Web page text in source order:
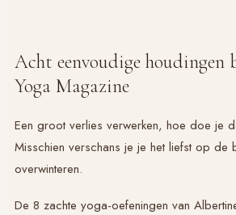
Acht eenvoudige
Yoga Magazine
Een groot verlies verwerken, hoe doe je
Misschien verschans je je het liefst op de
overwinteren.
De 8 zachte yoga-oefeningen van